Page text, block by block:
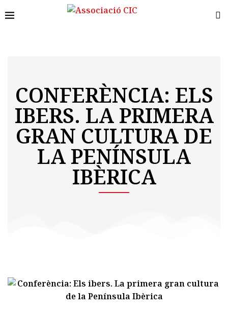
CONFERÈNCIA: ELS
IBERS. LA PRIMERA
GRAN CULTURA DE
LA PENÍNSULA
IBÈRICA